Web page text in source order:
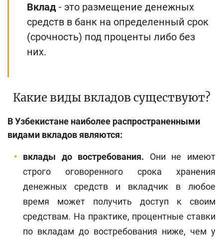
Проекты
Интерактивные услуги
Фотогалерея
Поиск по сайту
Вклад - это размещение денежных
средств в банк на определенный срок
(срочность) под проценты либо без
них.
Какие виды вкладов существуют?
В Узбекистане наиболее распространенными
видами вкладов являются:
вклады до востребования. Они не имеют
строго оговоренного срока хранения
денежных средств и вкладчик в любое
время может получить доступ к своим
средствам. На практике, процентные ставки
по вкладам до востребования ниже, чем у